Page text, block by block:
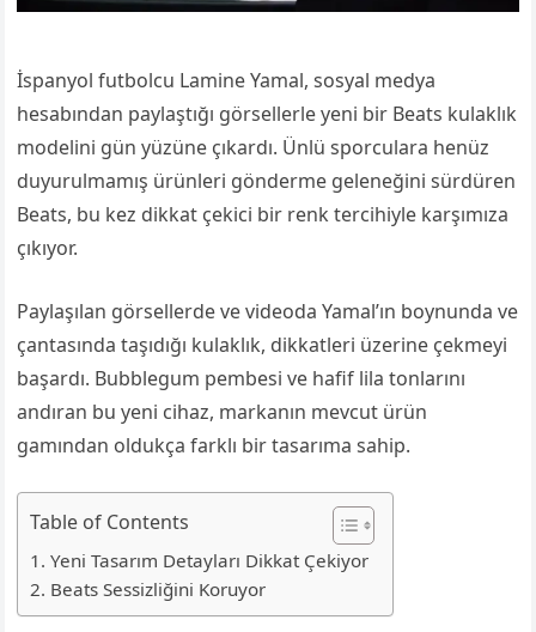
İspanyol futbolcu Lamine Yamal, sosyal medya
hesabından paylaştığı görsellerle yeni bir Beats kulaklık
modelini gün yüzüne çıkardı. Ünlü sporculara henüz
duyurulmamış ürünleri gönderme geleneğini sürdüren
Beats, bu kez dikkat çekici bir renk tercihiyle karşımıza
çıkıyor.
Paylaşılan görsellerde ve videoda Yamal’ın boynunda ve
çantasında taşıdığı kulaklık, dikkatleri üzerine çekmeyi
başardı. Bubblegum pembesi ve hafif lila tonlarını
andıran bu yeni cihaz, markanın mevcut ürün
gamından oldukça farklı bir tasarıma sahip.
Table of Contents
Yeni Tasarım Detayları Dikkat Çekiyor
Beats Sessizliğini Koruyor